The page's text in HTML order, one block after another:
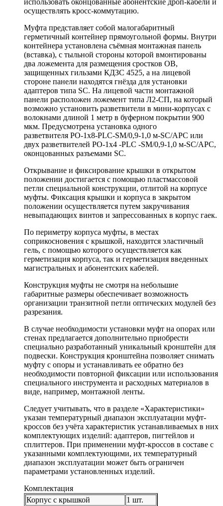
осуществлять кросс-коммутацию.
Муфта представляет собой малогабаритный
герметичный контейнер прямоугольной формы. Внутри
контейнера установлена съёмная монтажная панель
(вставка), с тыльной стороны которой вмонтированы
два ложемента для размещения сростков ОВ,
защищенных гильзами КДЗС 4525, а на лицевой
стороне панели находятся гнёзда для установки
адаптеров типа SC. На лицевой части монтажной
панели расположен ложемент типа Л2-СП, на который
возможно установить разветвители в мини-корпусах с
волокнами длиной 1 метр в буферном покрытии 900
мкм. Предусмотрена установка одного
разветвителя РО-1х8-PLC-SM/0,9-1,0 м-SC/APC или
двух разветвителей РО-1х4 -PLC -SM/0,9-1,0 м-SC/APC,
оконцованных разъемами SC.
Открывание и фиксирование крышки в открытом
положении достигается с помощью пластмассовой
петли специальной конструкции, отлитой на корпусе
муфты. Фиксация крышки и корпуса в закрытом
положении осуществляется путем закручивания
невыпадающих винтов и запрессованных в корпус гаек.
По периметру корпуса муфты, в местах
соприкосновения с крышкой, находится эластичный
гель, с помощью которого осуществляется как
герметизация корпуса, так и герметизация введенных
магистральных и абонентских кабелей.
Конструкция муфты не смотря на небольшие
габаритные размеры обеспечивает возможность
организации транзитной петли оптических модулей без
разрезания.
В случае необходимости установки муфт на опорах или
стенах предлагается дополнительно приобрести
специально разработанный уникальный кронштейн для
подвески. Конструкция кронштейна позволяет снимать
муфту с опоры и устанавливать ее обратно без
необходимости повторной фиксации или использования
специального инструмента и расходных материалов в
виде, например, монтажной ленты.
Следует учитывать, что в разделе «Характеристики»
указан температурный диапазон эксплуатации муфт-
кроссов без учёта характеристик устанавливаемых в них
комплектующих изделий: адаптеров, пигтейлов и
сплиттеров. При применении муфт-кроссов в составе с
указанными комплектующими, их температурный
диапазон эксплуатации может быть ограничен
параметрами установленных изделий.
Комплектация
Корпус с крышкой
1 шт.